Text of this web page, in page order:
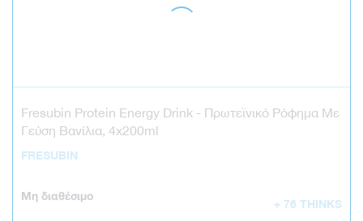
Fresubin Protein Energy Drink - Πρωτεϊνικό Ρόφημα Με
Γεύση Βανίλια, 4x200ml
FRESUBIN
Μη διαθέσιμο
+ 76 THINKS